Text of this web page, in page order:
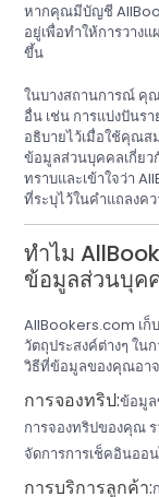
หากคุณมีบัญชี
อยู่เพื่อทำให้การวาง
ขึ้น
ในบางสถานการณ์ คุ
อื่น เช่น การแบ่งปันร
อธิบายไว้เมื่อใช้คุณ
ข้อมูลส่วนบุคคลเกี่ย
ทราบและเข้าใจว่า
ที่ระบุไว้ในคำแถลงค
ทำไม
ข้อมูลส่วนบุค
AllBookers.com เ
วัตถุประสงค์ต่างๆ ใน
วิธีที่ข้อมูลของคุณอา
การจองทริป:ข้อมูล
การจองทริปของคุณ
จัดการการเช็คอินออ
การบริการลูกค้า: